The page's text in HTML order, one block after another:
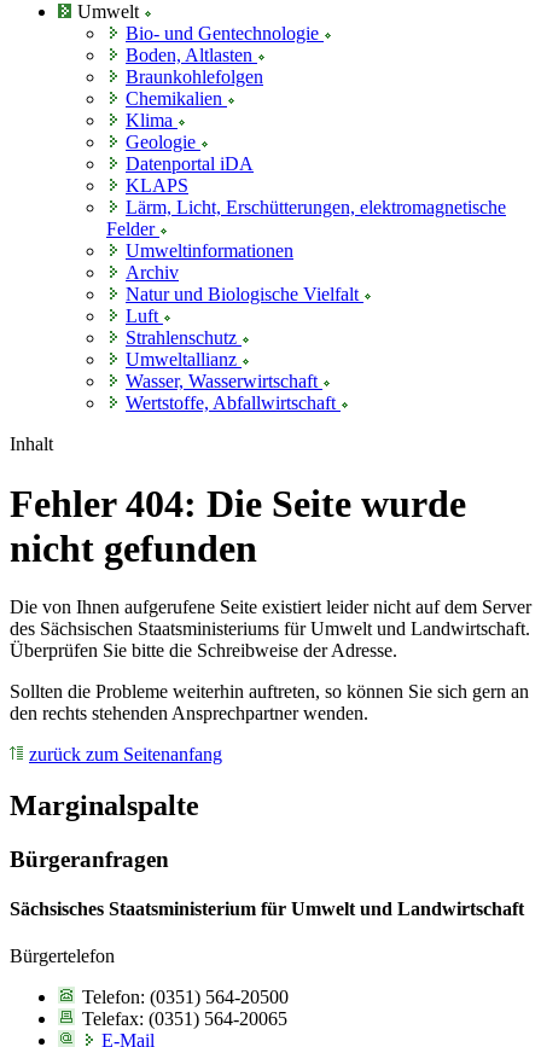
Umwelt
Bio- und Gentechnologie
Boden, Altlasten
Braunkohlefolgen
Chemikalien
Klima
Geologie
Datenportal iDA
KLAPS
Lärm, Licht, Erschütterungen, elektromagnetische
Felder
Umweltinformationen
Archiv
Natur und Biologische Vielfalt
Luft
Strahlenschutz
Umweltallianz
Wasser, Wasserwirtschaft
Wertstoffe, Abfallwirtschaft
Inhalt
Fehler 404: Die Seite wurde
nicht gefunden
Die von Ihnen aufgerufene Seite existiert leider nicht auf dem Server
des Sächsischen Staatsministeriums für Umwelt und Landwirtschaft.
Überprüfen Sie bitte die Schreibweise der Adresse.
Sollten die Probleme weiterhin auftreten, so können Sie sich gern an
den rechts stehenden Ansprechpartner wenden.
zurück zum Seitenanfang
Marginalspalte
Bürgeranfragen
Sächsisches Staatsministerium für Umwelt und Landwirtschaft
Bürgertelefon
Telefon: (0351) 564-20500
Telefax: (0351) 564-20065
E-Mail